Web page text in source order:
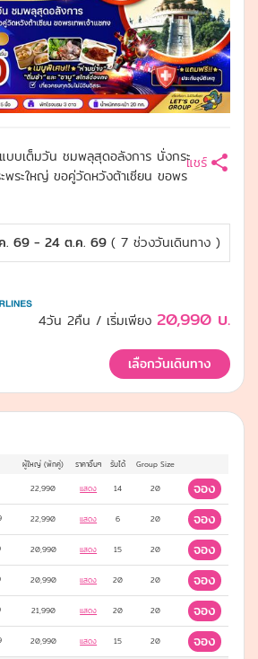
บบเต็มวัน ชมพลุสุดอลังการ นั่งกระ
พระใหญ่ ขอคู่วัดหวังต้าเซียน ขอพร
. 69 - 24 ต.ค. 69 ( 7 ช่วงวันเดินทาง )
4วัน 2คืน / เริ่มเพียง 20,990 บ.
เลือกวันเดินทาง
ผู้ใหญ่(พักคู่) ราคาอื่นๆ รับได้ Group Size
22,990 แสดง 14 20 จอง
22,990 แสดง 6 20 จอง
20,990 แสดง 15 20 จอง
20,990 แสดง 20 20 จอง
21,990 แสดง 20 20 จอง
20,990 แสดง 15 20
จอง